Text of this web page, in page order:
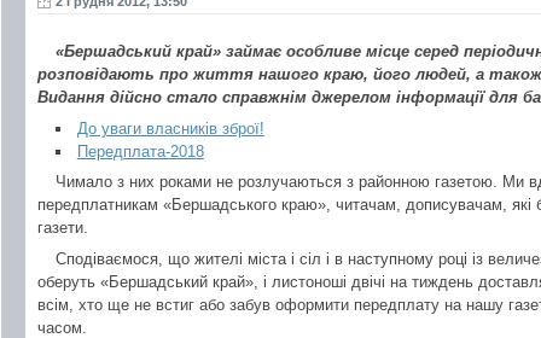
«Бершадський край» займає особливе місце серед
розповідають про життя нашого краю, його людей, а
Видання дійсно стало справжнім джерелом інформації для
До уваги власників зброї!
Передплата-2018
Чимало з них роками не розлучаються з районною газетою. Ми
передплатникам «Бершадського краю», читачам, дописувачам, які
газети.
Сподіваємося, що жителі міста і сіл і в наступному році із
оберуть «Бершадський край», і листоноші двічі на тиждень
всім, хто ще не встиг або забув оформити передплату на нашу
часом.